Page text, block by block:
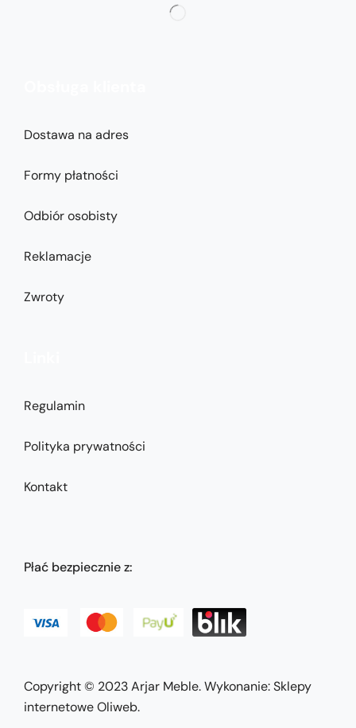
Dostawa na adres
Formy płatności
Odbiór osobisty
Reklamacje
Zwroty
Regulamin
Polityka prywatności
Kontakt
Płać bezpiecznie z:
Copyright © 2023Arjar Meble. Wykonanie:Sklepy
internetowe Oliweb.